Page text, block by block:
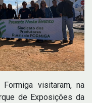
visitaram, na
de Exposições da